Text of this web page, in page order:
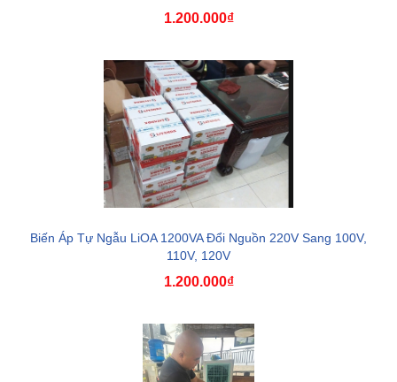
1.200.000₫
Biến Áp Tự Ngẫu LiOA 1200VA Đổi Nguồn 220V Sang 100V,
110V, 120V
1.200.000₫